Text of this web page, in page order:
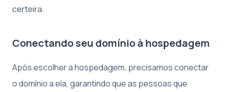
certeira.
Conectando seu domínio à hospedagem
Após escolher a hospedagem, precisamos conectar
o domínio a ela, garantindo que as pessoas que